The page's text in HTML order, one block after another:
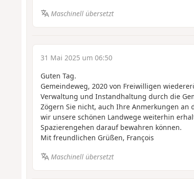
Maschinell übersetzt
31 Mai 2025 um 06:50
Guten Tag.
Gemeindeweg, 2020 von Freiwilligen
Verwaltung und Instandhaltung durch die
Zögern Sie nicht, auch Ihre Anmerkungen an
wir unsere schönen Landwege weiterhin
Spazierengehen darauf bewahren können.
Mit freundlichen Grüßen, François
Maschinell übersetzt